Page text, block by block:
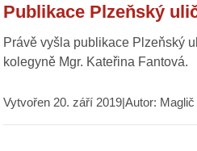
Publikace Plzeňský
Právě vyšla publikace Plzeňský
kolegyně Mgr. Kateřina Fantová.
Vytvořen 20. září 2019|Autor: